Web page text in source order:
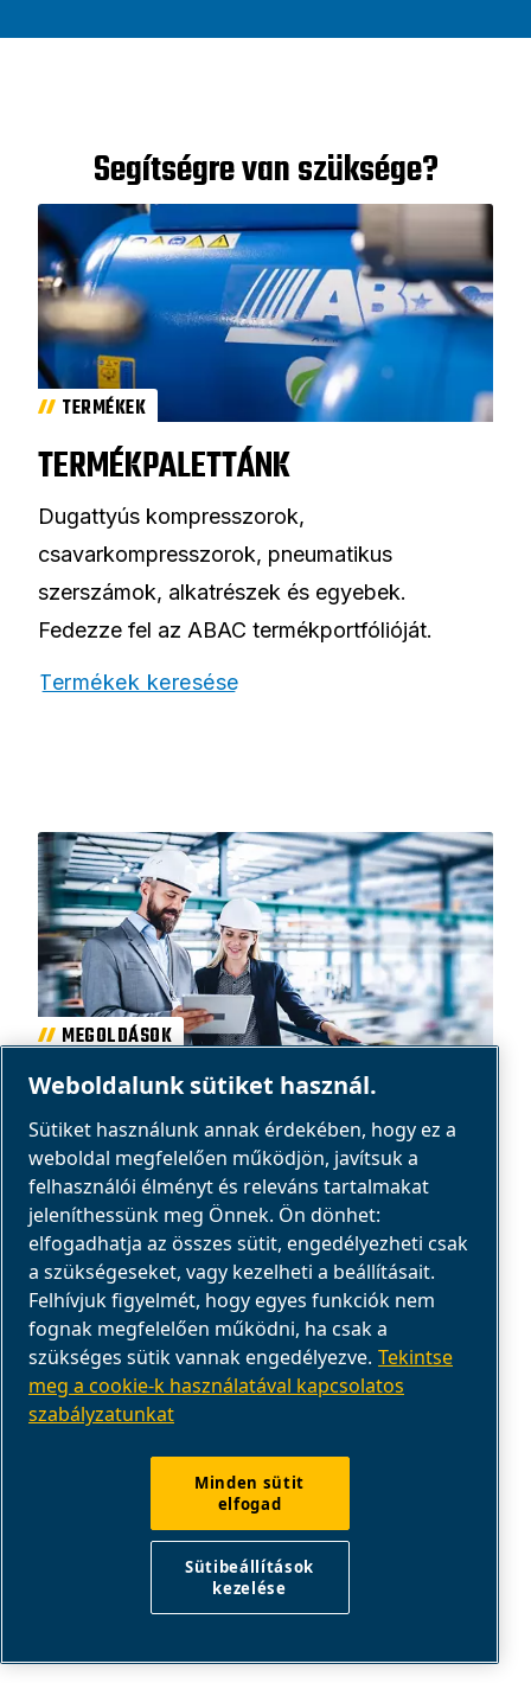
Segítségre van szüksége?
TERMÉKEK
TERMÉKPALETTÁNK
Dugattyús kompresszorok,
csavarkompresszorok, pneumatikus
szerszámok, alkatrészek és egyebek.
Fedezze fel az ABAC termékportfólióját.
Termékek keresése
MEGOLDÁSOK
AZONOSÍTSA A LEVEGŐIGÉNYÉT
Azonosítsa az iparágában a sűrített levegőt
igénylő feladatokat.
Segítség kérése
KOMPRESSZORSZERVIZ
SZERVIZ ÉS VEVŐSZOLGÁLAT
Weboldalunk sütiket használ.
Sütiket használunk annak érdekében, hogy ez a
weboldal megfelelően működjön, javítsuk a
felhasználói élményt és releváns tartalmakat
jeleníthessünk meg Önnek. Ön dönhet:
elfogadhatja az összes sütit, engedélyezheti csak
a szükségeseket, vagy kezelheti a beállításait.
Felhívjuk figyelmét, hogy egyes funkciók nem
fognak megfelelően működni, ha csak a
szükséges sütik vannak engedélyezve. Tekintse
meg a cookie-k használatával kapcsolatos
szabályzatunkat
Minden sütit
elfogad
Sütibeállítások
kezelése